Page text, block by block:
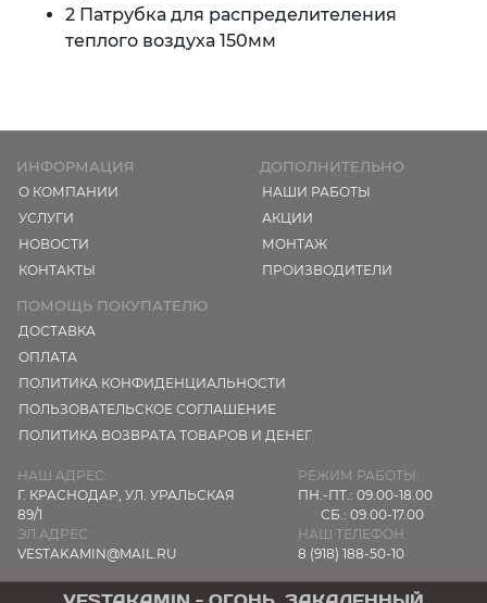
2 Патрубка для распределителения
теплого воздуха 150мм
ИНФОРМАЦИЯ
О КОМПАНИИ
УСЛУГИ
НОВОСТИ
КОНТАКТЫ
ДОПОЛНИТЕЛЬНО
НАШИ РАБОТЫ
АКЦИИ
МОНТАЖ
ПРОИЗВОДИТЕЛИ
ПОМОЩЬ ПОКУПАТЕЛЮ
ДОСТАВКА
ОПЛАТА
ПОЛИТИКА КОНФИДЕНЦИАЛЬНОСТИ
ПОЛЬЗОВАТЕЛЬСКОЕ СОГЛАШЕНИЕ
ПОЛИТИКА ВОЗВРАТА ТОВАРОВ И ДЕНЕГ
НАШ АДРЕС:
Г. КРАСНОДАР, УЛ. УРАЛЬСКАЯ
89/1
ЭЛ.АДРЕС:
VESTAKAMIN@MAIL.RU
РЕЖИМ РАБОТЫ:
ПН.-ПТ.: 09.00-18.00
СБ.: 09.00-17.00
НАШ ТЕЛЕФОН:
8 (918) 188-50-10